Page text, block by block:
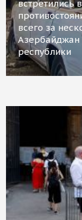
встретились
всего за
Азербайджан
республики